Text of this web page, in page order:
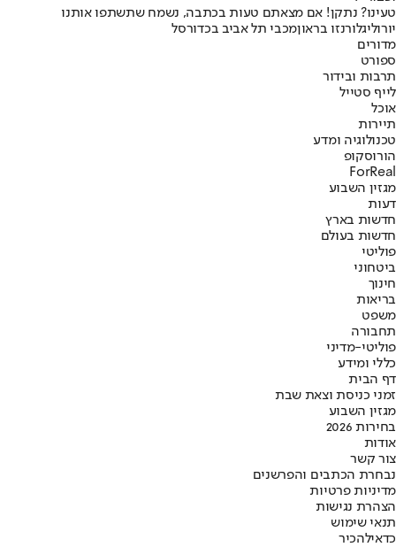
טעינו? נתקן! אם מצאתם טעות בכתבה, נשמח שתשתפו אותנו
יורוליגלורנזו בראוןמכבי תל אביב בכדורסל
מדורים
ספורט
תרבות ובידור
לייף סטייל
אוכל
תיירות
טכנולוגיה ומדע
הורוסקופ
ForReal
מגזין השבוע
דעות
חדשות בארץ
חדשות בעולם
פוליטי
ביטחוני
חינוך
בריאות
משפט
תחבורה
פוליטי-מדיני
כללי ומידע
דף הבית
זמני כניסת וצאת שבת
מגזין השבוע
בחירות 2026
אודות
צור קשר
נבחרת הכתבים והפרשנים
מדיניות פרטיות
הצהרת נגישות
תנאי שימוש
כדאילהכיר